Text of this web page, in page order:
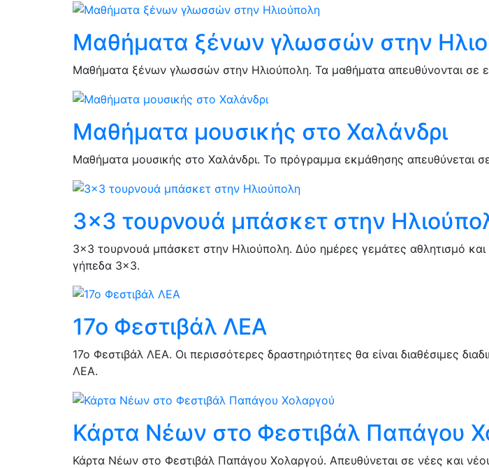
Μαθήματα ξένων γλωσσών στην
Μαθήματα ξένων γλωσσών στην Ηλιούπολη. Τα μαθήματα απευθύνονται σε
Μαθήματα μουσικής στο Χαλάνδρι
Μαθήματα μουσικής στο Χαλάνδρι. Το πρόγραμμα εκμάθησης απευθύνεται
3×3 τουρνουά μπάσκετ στην
3×3 τουρνουά μπάσκετ στην Ηλιούπολη. Δύο ημέρες γεμάτες αθλητισμό
γήπεδα 3×3.
17ο Φεστιβάλ ΛΕΑ
17ο Φεστιβάλ ΛΕΑ. Οι περισσότερες δραστηριότητες θα είναι διαθέσιμες
ΛΕΑ.
Κάρτα Νέων στο Φεστιβάλ Παπάγου
Κάρτα Νέων στο Φεστιβάλ Παπάγου Χολαργού. Απευθύνεται σε νέες και